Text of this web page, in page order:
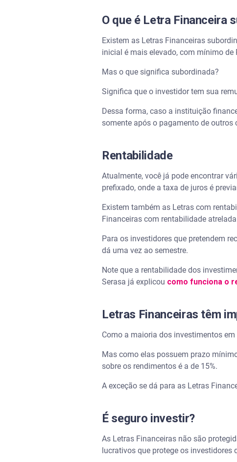
O que é Letra Financeira
Existem as Letras Financeiras
inicial é mais elevado, com mínimo de
Mas o que significa subordinada?
Significa que o investidor tem sua
Dessa forma, caso a instituição
somente após o pagamento de outros
Rentabilidade
Atualmente, você já pode encontrar
prefixado, onde a taxa de juros é
Existem também as Letras com
Financeiras com rentabilidade
Para os investidores que pretendem
dá uma vez ao semestre.
Note que a rentabilidade dos
Serasa já explicou como funciona o
Letras Financeiras têm
Como a maioria dos investimentos
Mas como elas possuem prazo
sobre os rendimentos é a de 15%.
A exceção se dá para as Letras
É seguro investir?
As Letras Financeiras não são
lucrativos que protege os